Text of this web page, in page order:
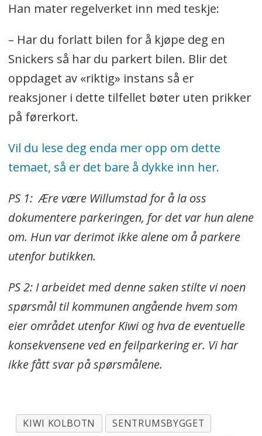
Han mater regelverket inn med teskje:
– Har du forlatt bilen for å kjøpe deg en
Snickers så har du parkert bilen. Blir det
oppdaget av «riktig» instans så er
reaksjoner i dette tilfellet bøter uten prikker
på førerkort.
Vil du lese deg enda mer opp om dette
temaet, så er det bare å dykke inn her.
PS 1: Ære være Willumstad for å la oss
dokumentere parkeringen, for det var hun alene
om. Hun var derimot ikke alene om å parkere
utenfor butikken.
PS 2: I arbeidet med denne saken stilte vi noen
spørsmål til kommunen angående hvem som
eier området utenfor Kiwi og hva de eventuelle
konsekvensene ved en feilparkering er. Vi har
ikke fått svar på spørsmålene.
KIWI KOLBOTN
SENTRUMSBYGGET